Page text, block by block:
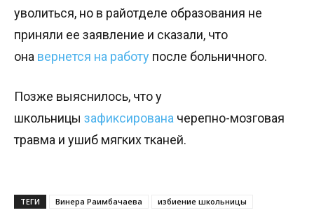
уволиться, но в райотделе образования не
приняли ее заявление и сказали, что
она вернется на работу после больничного.
Позже выяснилось, что у
школьницы зафиксирована черепно-мозговая
травма и ушиб мягких тканей.
ТЕГИ Винера Раимбачаева избиение школьницы